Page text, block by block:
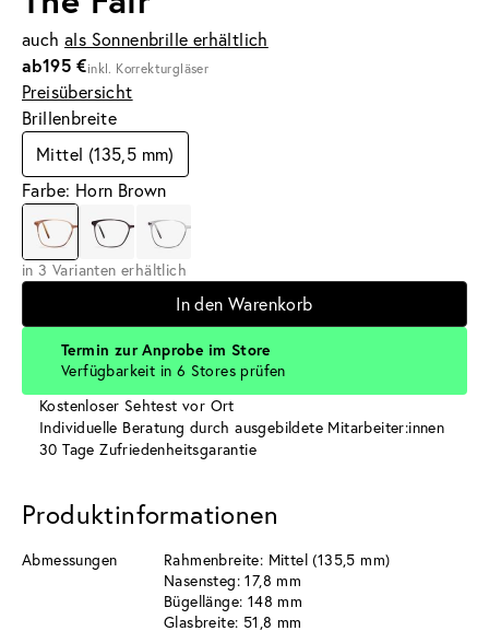
auch als Sonnenbrille erhältlich
ab195 €inkl. Korrekturgläser
Preisübersicht
Brillenbreite
Mittel (135,5 mm)
Farbe: Horn Brown
in 3 Varianten erhältlich
In den Warenkorb
Termin zur Anprobe im Store
Verfügbarkeit in 6 Stores prüfen
Kostenloser Sehtest vor Ort
Individuelle Beratung durch ausgebildete Mitarbeiter:innen
30 Tage Zufriedenheitsgarantie
Produktinformationen
Abmessungen
Rahmenbreite: Mittel (135,5 mm)
Nasensteg: 17,8 mm
Bügellänge: 148 mm
Glasbreite: 51,8 mm